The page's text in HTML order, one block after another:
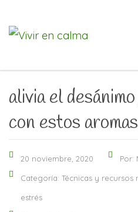
alivia el
con estos aromas
20 noviembre, 2020 Por:
Categoría: Técnicas y recursos
estrés